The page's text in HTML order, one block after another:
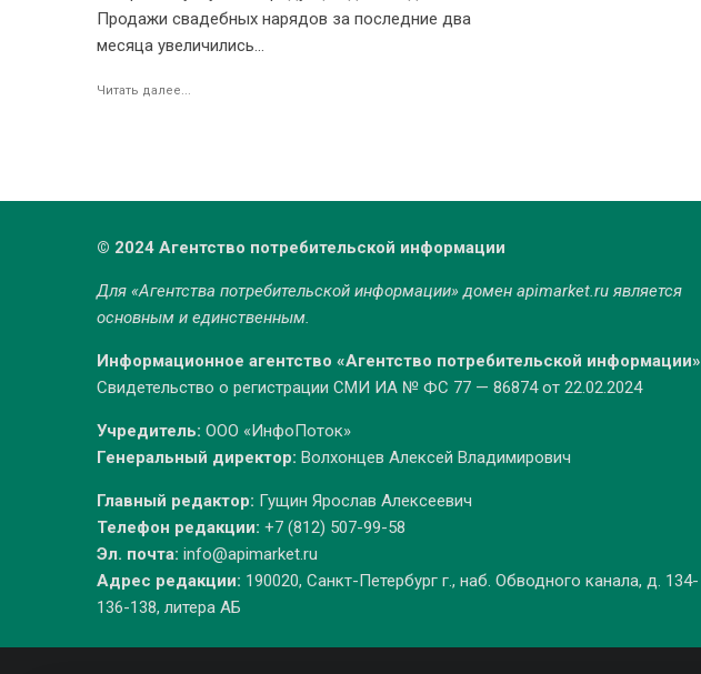
Продажи свадебных нарядов за последние два
месяца увеличились...
Читать далее...
© 2024 Агентство потребительской информации
Для «Агентства потребительской информации» домен apimarket.ruявляется
основным и единственным.
Информационное агентство «Агентство потребительской информации»
Свидетельство о регистрации СМИ ИА № ФС 77 — 86874 от 22.02.2024
Учредитель: ООО «ИнфоПоток»
Генеральный директор: Волхонцев Алексей Владимирович
Главный редактор: Гущин Ярослав Алексеевич
Телефон редакции: +7 (812) 507-99-58
Эл. почта: info@apimarket.ru
Адрес редакции: 190020, Санкт-Петербург г., наб. Обводного канала, д. 134-
136-138, литера АБ